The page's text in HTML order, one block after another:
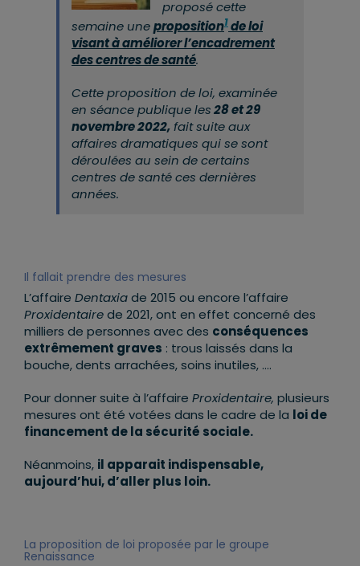
proposé cette
semaine uneproposition1de loi
visant à améliorer l’encadrement
des centres de santé.
Cette proposition de loi, examinée
en séance publique les28 et 29
novembre 2022,fait suite aux
affaires dramatiques qui se sont
déroulées au sein de certains
centres de santé ces dernières
années.
Il fallait prendre des mesures
L’affaire Dentaxiade 2015 ou encore l’affaire
Proxidentairede 2021, ont en effet concerné des
milliers de personnes avec des conséquences
extrêmement graves : trous laissés dans la
bouche, dents arrachées, soins inutiles, ….
Pour donner suite à l’affaire Proxidentaire, plusieurs
mesures ont été votées dans le cadre de la loi de
financement de la sécurité sociale.
Néanmoins, il apparait indispensable,
aujourd’hui, d’aller plus loin.
La proposition de loi proposée par le groupe
Renaissance